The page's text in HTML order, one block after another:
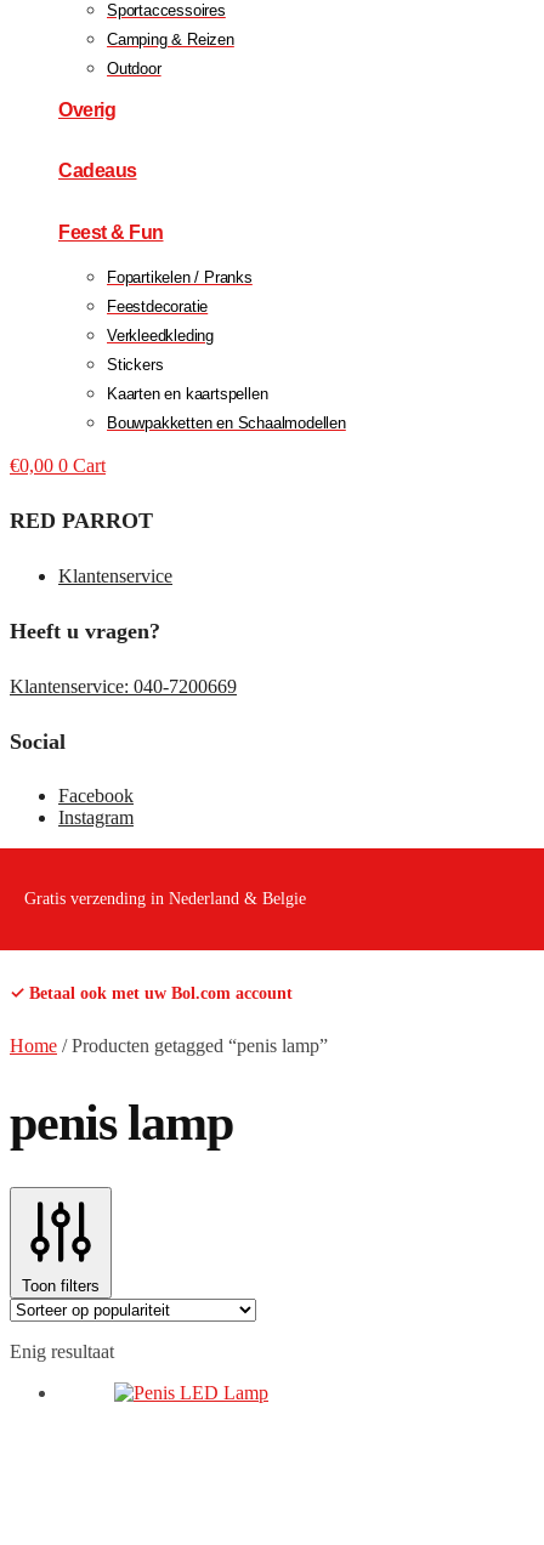
Sportaccessoires
Camping & Reizen
Outdoor
Overig
Cadeaus
Feest & Fun
Fopartikelen / Pranks
Feestdecoratie
Verkleedkleding
Stickers
Kaarten en kaartspellen
Bouwpakketten en Schaalmodellen
€0,00 0 Cart
RED PARROT
Klantenservice
Heeft u vragen?
Klantenservice: 040-7200669
Social
Facebook
Instagram
Gratis verzending in Nederland & Belgie
✓ Betaal ook met uw Bol.com account
Home /Producten getagged “penis lamp”
penis lamp
Toon filters
Enig resultaat